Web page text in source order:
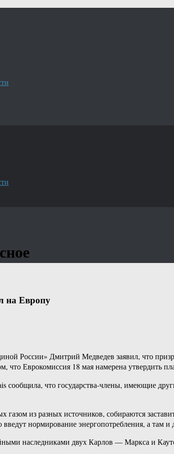
на Европу
России» Дмитрий Медведев заявил, что
Еврокомиссия 18 мая намерена утвердить
сообщила, что государства-члены, имеющие
газом из разных источников, собираются
нормирование энергопотребления, а там
наследниками двух Карлов — Маркса и